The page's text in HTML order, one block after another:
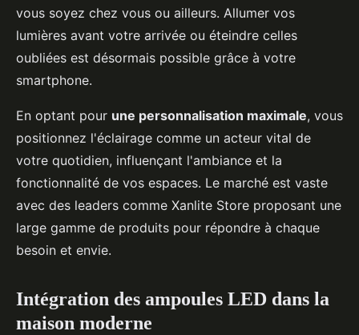
vous soyez chez vous ou ailleurs. Allumer vos
lumières avant votre arrivée ou éteindre celles
oubliées est désormais possible grâce à votre
smartphone.
En optant pour une personnalisation maximale, vous
positionnez l'éclairage comme un acteur vital de
votre quotidien, influençant l'ambiance et la
fonctionnalité de vos espaces. Le marché est vaste
avec des leaders comme Xanlite Store proposant une
large gamme de produits pour répondre à chaque
besoin et envie.
Intégration des ampoules LED dans la
maison moderne